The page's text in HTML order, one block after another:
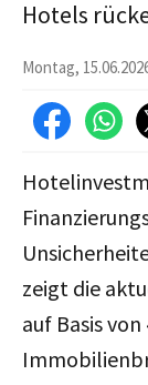
Hotels
Montag,
zeigt die
auf Basis